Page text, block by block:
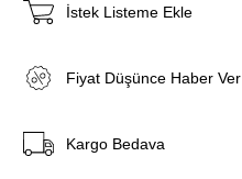
İstek Listeme Ekle
Fiyat Düşünce Haber Ver
Kargo Bedava